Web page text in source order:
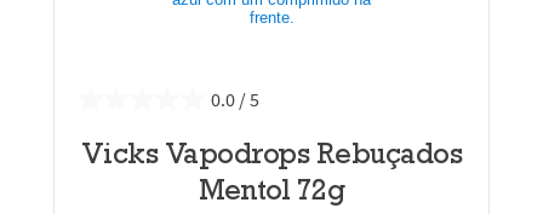
0.0
Vicks Vapodrops Rebuçados
Mentol 72g